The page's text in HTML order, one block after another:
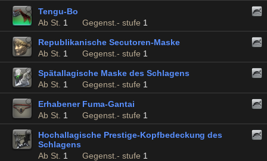
Tengu-Bo
Ab St. 1 Gegenst.- stufe 1
Republikanische Secutoren-Maske
Ab St. 1 Gegenst.- stufe 1
Spätallagische Maske des Schlagens
Ab St. 1 Gegenst.- stufe 1
Erhabener Fuma-Gantai
Ab St. 1 Gegenst.- stufe 1
Hochallagische Prestige-Kopfbedeckung des
Schlagens
Ab St. 1 Gegenst.- stufe 1